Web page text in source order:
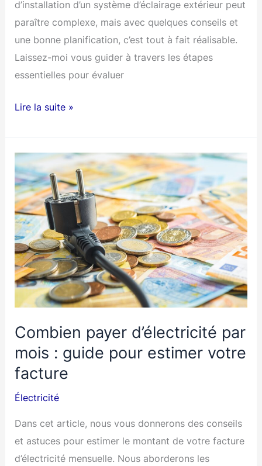
d’installation d’un système d’éclairage extérieur peut
paraître complexe, mais avec quelques conseils et
une bonne planification, c’est tout à fait réalisable.
Laissez-moi vous guider à travers les étapes
essentielles pour évaluer
Comment
prix
pour
l’installation
d’un
système
d’éclairage
extérieur
dans
un
Lire la suite »
Combien payer d’électricité par
mois : guide pour estimer votre
facture
Électricité
Dans cet article, nous vous donnerons des conseils
et astuces pour estimer le montant de votre facture
d’électricité mensuelle. Nous aborderons les